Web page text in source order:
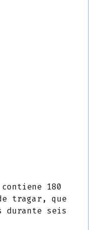
180
tragar, que
durante seis